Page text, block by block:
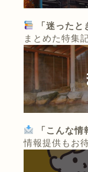
「迷ったと
まとめた特集
「こんな
情報提供もお